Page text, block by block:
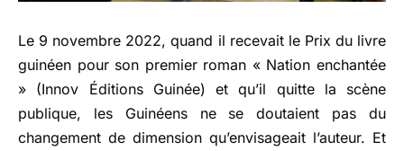
Le 9 novembre 2022, quand il recevait le Prix du livre
guinéen pour son premier roman « Nation enchantée
» (Innov Éditions Guinée) et qu’il quitte la scène
publique, les Guinéens ne se doutaient pas du
changement de dimension qu’envisageait l’auteur. Et